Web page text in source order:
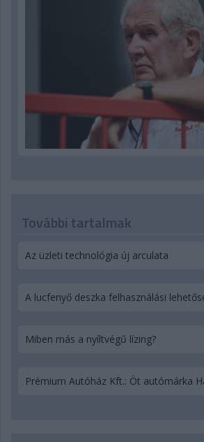
További tartalmak
Az üzleti technológia új arculata
A lucfenyő deszka felhasználási
Miben más a nyíltvégű lízing?
Prémium Autóház Kft.: Öt autómárka